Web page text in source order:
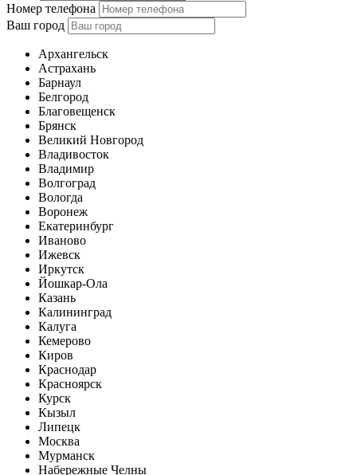
Номер телефона
Ваш город
Архангельск
Астрахань
Барнаул
Белгород
Благовещенск
Брянск
Великий Новгород
Владивосток
Владимир
Волгоград
Вологда
Воронеж
Екатеринбург
Иваново
Ижевск
Иркутск
Йошкар-Ола
Казань
Калининград
Калуга
Кемерово
Киров
Краснодар
Красноярск
Курск
Кызыл
Липецк
Москва
Мурманск
Набережные Челны